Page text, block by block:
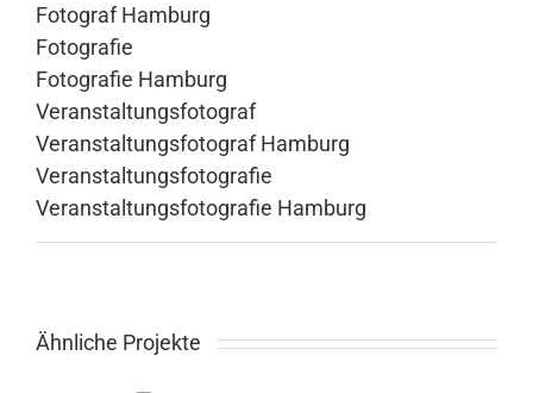
Fotograf Hamburg
Fotografie
Fotografie Hamburg
Veranstaltungsfotograf
Veranstaltungsfotograf Hamburg
Veranstaltungsfotografie
Veranstaltungsfotografie Hamburg
Ähnliche Projekte